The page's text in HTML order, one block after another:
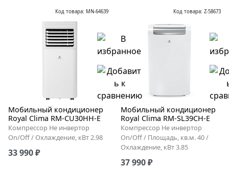
Код товара: MN-64639
Мобильный кондиционер
Royal Clima RM-CU30HH-E
Компрессор Не инвертор
On/Off / Охлаждение, кВт 2.98
33 990 ₽
Код товара: Z-58673
Мобильный кондиционер
Royal Clima RM-SL39CH-E
Компрессор Не инвертор
On/Off / Площадь, кв.м. 40 /
Охлаждение, кВт 3.85
37 990 ₽